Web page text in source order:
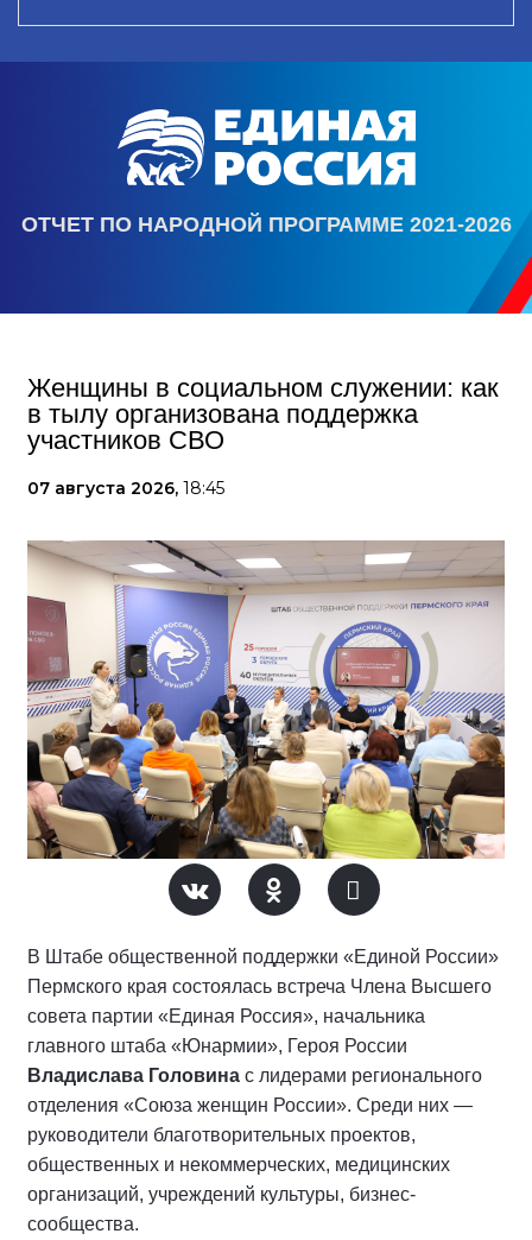
ОТЧЕТ ПО НАРОДНОЙ ПРОГРАММЕ 2021-2026
Женщины в социальном служении: как
в тылу организована поддержка
участников СВО
07 августа 2026, 18:45
В Штабе общественной поддержки «Единой России»
Пермского края состоялась встреча Члена Высшего
совета партии «Единая Россия», начальника
главного штаба «Юнармии», Героя России
Владислава Головина с лидерами регионального
отделения «Союза женщин России». Среди них —
руководители благотворительных проектов,
общественных и некоммерческих, медицинских
организаций, учреждений культуры, бизнес-
сообщества.